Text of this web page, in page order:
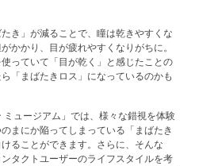
き」が減ることで、瞳は乾きやすくな
かかり、目が疲れやすくなりがちに。
っていて「目が乾く」と感じたことの
「まばたきロス」になっているのかも
ミュージアム」では、様々な錯視を体験
まにか陥ってしまっている「まばたき
ることができます。さらに、そんな
ンタクトユーザーのライフスタイルを考